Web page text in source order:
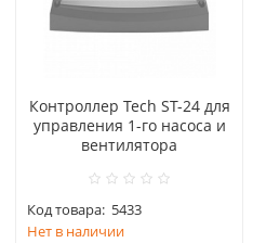
Контроллер Tech ST-24 для
управления 1-го насоса и
вентилятора
Код товара: 5433
Нет в наличии